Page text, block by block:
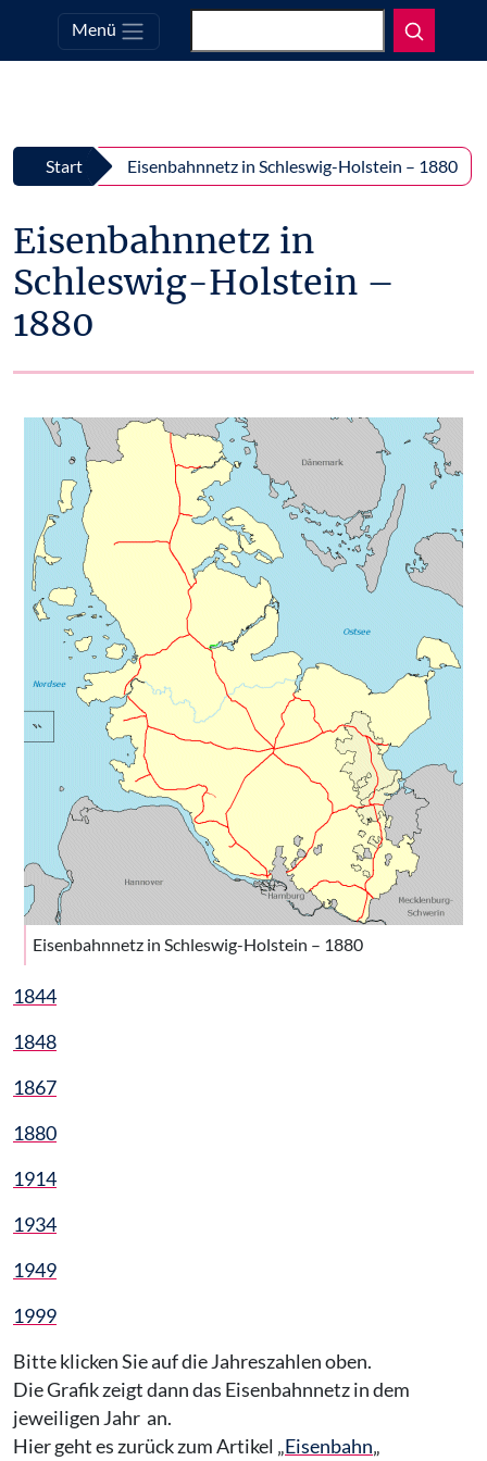
Top
Zum Inhalt springen
Menü
Start Eisenbahnnetz in Schleswig-Holstein – 1880
Eisenbahnnetz in
Schleswig-Holstein –
1880
Eisenbahnnetz in Schleswig-Holstein – 1880
1844
1848
1867
1880
1914
1934
1949
1999
Bitte klicken Sie auf die Jahreszahlen oben.
Die Grafik zeigt dann das Eisenbahnnetz in dem
jeweiligen Jahr an.
Hier geht es zurück zum Artikel „Eisenbahn„